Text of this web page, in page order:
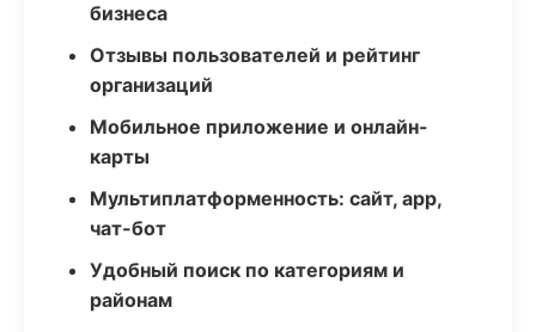
бизнеса
Отзывы пользователей и рейтинг
организаций
Мобильное приложение и онлайн-
карты
Мультиплатформенность: сайт, app,
чат-бот
Удобный поиск по категориям и
районам